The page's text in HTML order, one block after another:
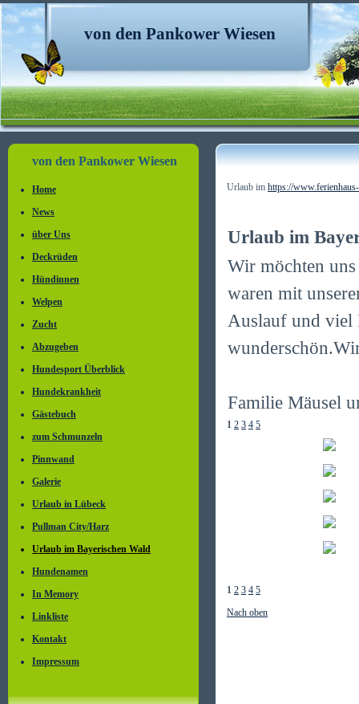
von den Pankower Wiesen
von den Pankower Wiesen
Home
News
über Uns
Deckrüden
Hündinnen
Welpen
Zucht
Abzugeben
Hundesport Überblick
Hundekrankheit
Gästebuch
zum Schmunzeln
Pinnwand
Galerie
Urlaub in Lübeck
Pullman City/Harz
Urlaub im Bayerischen Wald
Hundenamen
In Memory
Linkliste
Kontakt
Impressum
Urlaub im https://
Urlaub im
Wir möchten
waren mit
Auslauf und viel
Familie Mäusel
1 2 3 4 5
1 2 3 4 5
Nach oben